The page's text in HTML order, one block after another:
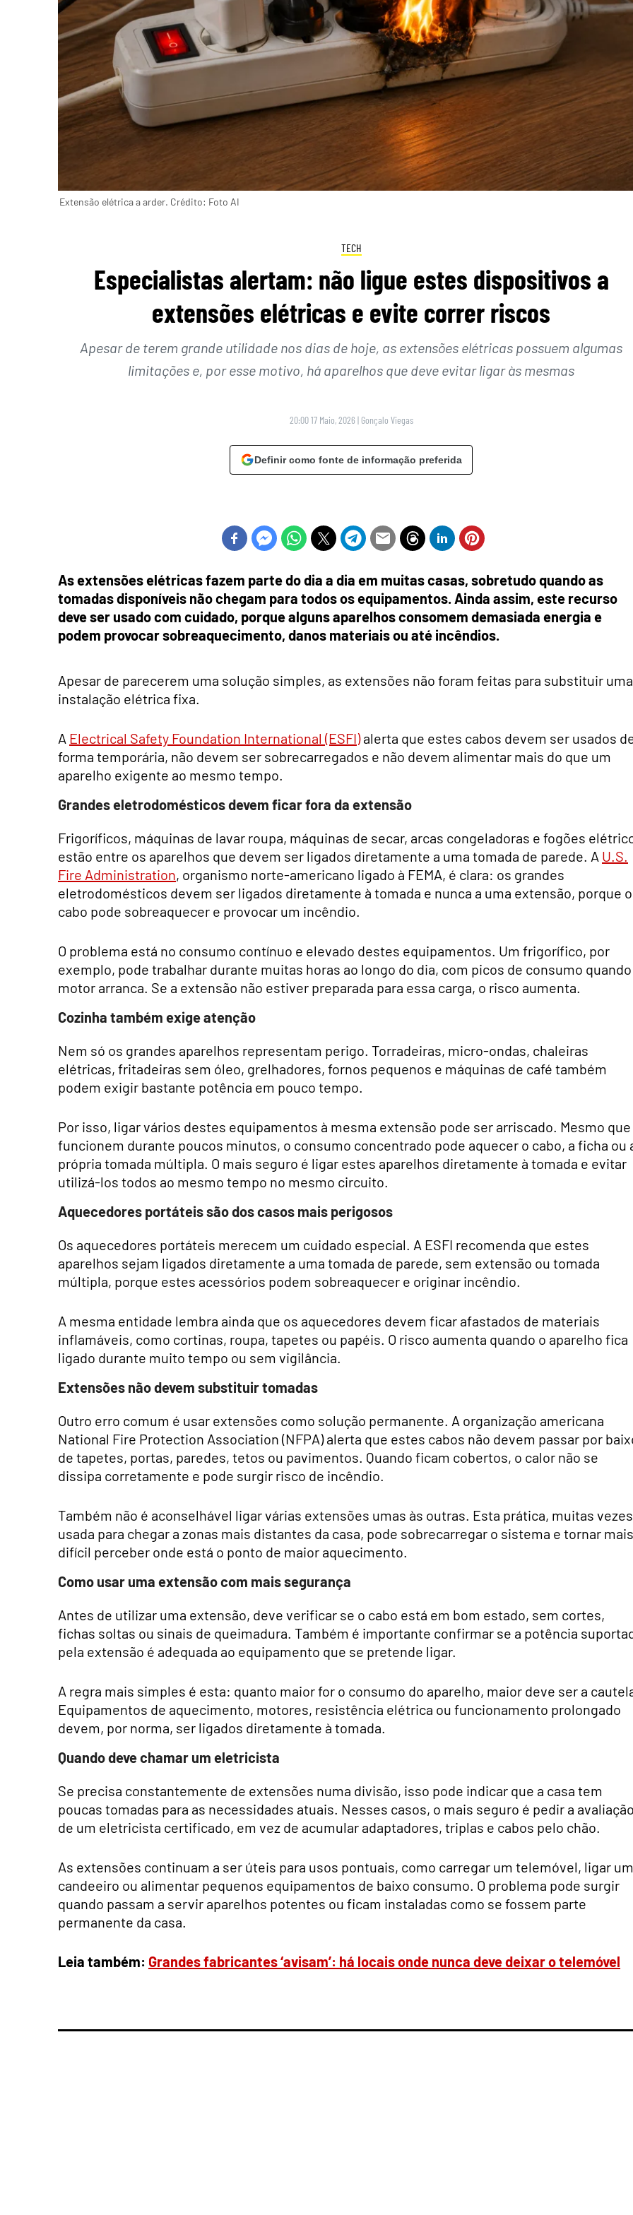
Extensão elétrica a arder. Crédito: Foto AI
TECH
Especialistas alertam: não ligue estes dispositivos a
extensões elétricas e evite correr riscos
Apesar de terem grande utilidade nos dias de hoje, as extensões elétricas possuem algumas
limitações e, por esse motivo, há aparelhos que deve evitar ligar às mesmas
20:00 17 Maio, 2026 | Gonçalo Viegas
Definir como fonte de informação preferida
As extensões elétricas fazem parte do dia a dia em muitas casas, sobretudo quando as
tomadas disponíveis não chegam para todos os equipamentos. Ainda assim, este recurso
deve ser usado com cuidado, porque alguns aparelhos consomem demasiada energia e
podem provocar sobreaquecimento, danos materiais ou até incêndios.
Apesar de parecerem uma solução simples, as extensões não foram feitas para substituir uma
instalação elétrica fixa.
A Electrical Safety Foundation International (ESFI)alerta que estes cabos devem ser usados
forma temporária, não devem ser sobrecarregados e não devem alimentar mais do que um
aparelho exigente ao mesmo tempo.
Grandes eletrodomésticos devem ficar fora da extensão
Frigoríficos, máquinas de lavar roupa, máquinas de secar, arcas congeladoras e fogões
estão entre os aparelhos que devem ser ligados diretamente a uma tomada de parede. A U.S.
Fire Administration, organismo norte-americano ligado à FEMA, é clara: os grandes
eletrodomésticos devem ser ligados diretamente à tomada e nunca a uma extensão, porque o
cabo pode sobreaquecer e provocar um incêndio.
O problema está no consumo contínuo e elevado destes equipamentos. Um frigorífico, por
exemplo, pode trabalhar durante muitas horas ao longo do dia, com picos de consumo
motor arranca. Se a extensão não estiver preparada para essa carga, o risco aumenta.
Cozinha também exige atenção
Nem só os grandes aparelhos representam perigo. Torradeiras, micro-ondas, chaleiras
elétricas, fritadeiras sem óleo, grelhadores, fornos pequenos e máquinas de café também
podem exigir bastante potência em pouco tempo.
Por isso, ligar vários destes equipamentos à mesma extensão pode ser arriscado. Mesmo que
funcionem durante poucos minutos, o consumo concentrado pode aquecer o cabo, a ficha ou
própria tomada múltipla. O mais seguro é ligar estes aparelhos diretamente à tomada e evitar
utilizá-los todos ao mesmo tempo no mesmo circuito.
Aquecedores portáteis são dos casos mais perigosos
Os aquecedores portáteis merecem um cuidado especial. A ESFI recomenda que estes
aparelhos sejam ligados diretamente a uma tomada de parede, sem extensão ou tomada
múltipla, porque estes acessórios podem sobreaquecer e originar incêndio.
A mesma entidade lembra ainda que os aquecedores devem ficar afastados de materiais
inflamáveis, como cortinas, roupa, tapetes ou papéis. O risco aumenta quando o aparelho fica
ligado durante muito tempo ou sem vigilância.
Extensões não devem substituir tomadas
Outro erro comum é usar extensões como solução permanente. A organização americana
National Fire Protection Association (NFPA) alerta que estes cabos não devem passar por
de tapetes, portas, paredes, tetos ou pavimentos. Quando ficam cobertos, o calor não se
dissipa corretamente e pode surgir risco de incêndio.
Também não é aconselhável ligar várias extensões umas às outras. Esta prática, muitas vezes
usada para chegar a zonas mais distantes da casa, pode sobrecarregar o sistema e tornar mais
difícil perceber onde está o ponto de maior aquecimento.
Como usar uma extensão com mais segurança
Antes de utilizar uma extensão, deve verificar se o cabo está em bom estado, sem cortes,
fichas soltas ou sinais de queimadura. Também é importante confirmar se a potência
pela extensão é adequada ao equipamento que se pretende ligar.
A regra mais simples é esta: quanto maior for o consumo do aparelho, maior deve ser a
Equipamentos de aquecimento, motores, resistência elétrica ou funcionamento prolongado
devem, por norma, ser ligados diretamente à tomada.
Quando deve chamar um eletricista
Se precisa constantemente de extensões numa divisão, isso pode indicar que a casa tem
poucas tomadas para as necessidades atuais. Nesses casos, o mais seguro é pedir a
de um eletricista certificado, em vez de acumular adaptadores, triplas e cabos pelo chão.
As extensões continuam a ser úteis para usos pontuais, como carregar um telemóvel, ligar um
candeeiro ou alimentar pequenos equipamentos de baixo consumo. O problema pode surgir
quando passam a servir aparelhos potentes ou ficam instaladas como se fossem parte
permanente da casa.
Leia também: Grandes fabricantes ‘avisam’: há locais onde nunca deve deixar o telemóvel